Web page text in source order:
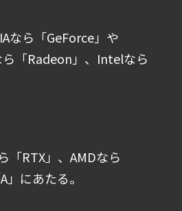
なら「GeForce」や
ら「Radeon」、Intelなら
「RTX」、AMDなら
」にあたる。